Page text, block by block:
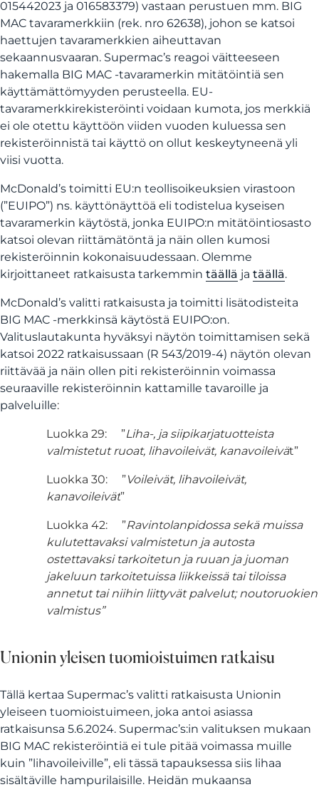
015442023 ja 016583379) vastaan perustuen mm. BIG
MAC tavaramerkkiin (rek. nro 62638), johon se katsoi
haettujen tavaramerkkien aiheuttavan
sekaannusvaaran. Supermac’s reagoi väitteeseen
hakemalla BIG MAC -tavaramerkin mitätöintiä sen
käyttämättömyyden perusteella. EU-
tavaramerkkirekisteröinti voidaan kumota, jos merkkiä
ei ole otettu käyttöön viiden vuoden kuluessa sen
rekisteröinnistä tai käyttö on ollut keskeytyneenä yli
viisi vuotta.
McDonald’s toimitti EU:n teollisoikeuksien virastoon
(”EUIPO”) ns. käyttönäyttöä eli todistelua kyseisen
tavaramerkin käytöstä, jonka EUIPO:n mitätöintiosasto
katsoi olevan riittämätöntä ja näin ollen kumosi
rekisteröinnin kokonaisuudessaan. Olemme
kirjoittaneet ratkaisusta tarkemmin täällä ja täällä.
McDonald’s valitti ratkaisusta ja toimitti lisätodisteita
BIG MAC -merkkinsä käytöstä EUIPO:on.
Valituslautakunta hyväksyi näytön toimittamisen sekä
katsoi 2022 ratkaisussaan (R 543/2019-4) näytön olevan
riittävää ja näin ollen piti rekisteröinnin voimassa
seuraaville rekisteröinnin kattamille tavaroille ja
palveluille:
Luokka 29: ”Liha-, ja siipikarjatuotteista
valmistetut ruoat, lihavoileivät, kanavoileivät”
Luokka 30: ”Voileivät, lihavoileivät,
kanavoileivät”
Luokka 42: ”Ravintolanpidossa sekä muissa
kulutettavaksi valmistetun ja autosta
ostettavaksi tarkoitetun ja ruuan ja juoman
jakeluun tarkoitetuissa liikkeissä tai tiloissa
annetut tai niihin liittyvät palvelut; noutoruokien
valmistus”
Unionin yleisen tuomioistuimen ratkaisu
Tällä kertaa Supermac’s valitti ratkaisusta Unionin
yleiseen tuomioistuimeen, joka antoi asiassa
ratkaisunsa 5.6.2024. Supermac’s:in valituksen mukaan
BIG MAC rekisteröintiä ei tule pitää voimassa muille
kuin ”lihavoileiville”, eli tässä tapauksessa siis lihaa
sisältäville hampurilaisille. Heidän mukaansa